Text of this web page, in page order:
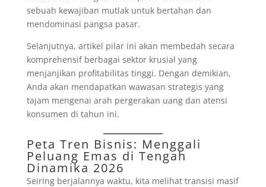
sebuah kewajiban mutlak untuk bertahan dan
mendominasi pangsa pasar.
Selanjutnya, artikel pilar ini akan membedah secara
komprehensif berbagai sektor krusial yang
menjanjikan profitabilitas tinggi. Dengan demikian,
Anda akan mendapatkan wawasan strategis yang
tajam mengenai arah pergerakan uang dan atensi
konsumen di tahun ini.
Peta Tren Bisnis: Menggali
Peluang Emas di Tengah
Dinamika 2026
Seiring berjalannya waktu, kita melihat transisi masif